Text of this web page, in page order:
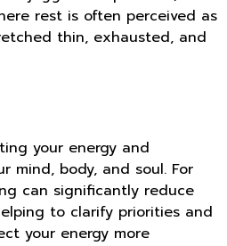
rest is often perceived as
thin, exhausted, and
your energy and
mind, body, and soul. For
can significantly reduce
to clarify priorities and
your energy more